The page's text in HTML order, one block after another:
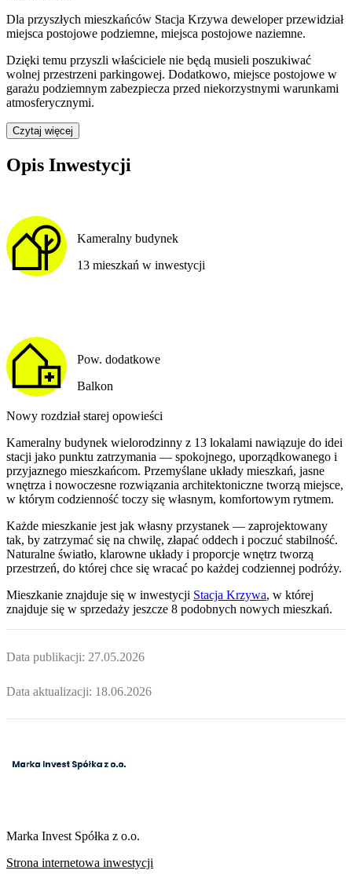
Dla przyszłych mieszkańców Stacja Krzywa deweloper przewidział
miejsca postojowe podziemne, miejsca postojowe naziemne.
Dzięki temu przyszli właściciele nie będą musieli poszukiwać
wolnej przestrzeni parkingowej. Dodatkowo, miejsce postojowe w
garażu podziemnym zabezpiecza przed niekorzystnymi warunkami
atmosferycznymi.
Czytaj więcej
Opis Inwestycji
Kameralny budynek
13 mieszkań w inwestycji
Pow. dodatkowe
Balkon
Nowy rozdział starej opowieści
Kameralny budynek wielorodzinny z 13 lokalami nawiązuje do idei
stacji jako punktu zatrzymania — spokojnego, uporządkowanego i
przyjaznego mieszkańcom. Przemyślane układy mieszkań, jasne
wnętrza i nowoczesne rozwiązania architektoniczne tworzą miejsce,
w którym codzienność toczy się własnym, komfortowym rytmem.
Każde mieszkanie jest jak własny przystanek — zaprojektowany
tak, by zatrzymać się na chwilę, złapać oddech i poczuć stabilność.
Naturalne światło, klarowne układy i proporcje wnętrz tworzą
przestrzeń, do której chce się wracać po każdej codziennej podróży.
Mieszkanie znajduje się w inwestycji Stacja Krzywa, w której
znajduje się w sprzedaży jeszcze 8 podobnych nowych mieszkań.
Data publikacji: 27.05.2026
Data aktualizacji: 18.06.2026
Marka Invest Spółka z o.o.
Strona internetowa inwestycji